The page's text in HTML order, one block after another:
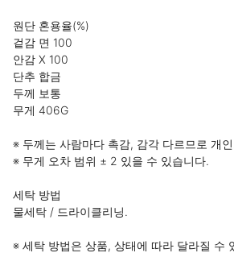
원단 혼용율(%)
겉감 면 100
안감 X 100
단추 합금
두께 보통
무게 406G
※ 두께는 사람마다 촉감, 감각 다르므로 개
※ 무게 오차 범위 ± 2 있을 수 있습니다.
세탁 방법
물세탁 / 드라이클리닝.
※ 세탁 방법은 상품, 상태에 따라 달라질 수